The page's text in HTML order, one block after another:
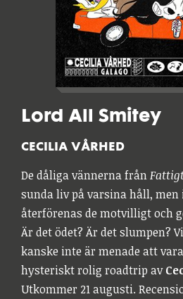
Lord All Smitey
CECILIA VÅRHED
De dåliga vännerna från
sunda liv på varsina håll, men
återförenas de motvilligt och
Är det ödet? Är det slumpen?
kanske inte är menade att
hysteriskt rolig roadtrip av
Utkommer 21 augusti.